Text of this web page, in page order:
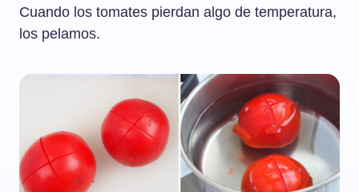
Cuando los tomates pierdan algo de temperatura,
los pelamos.